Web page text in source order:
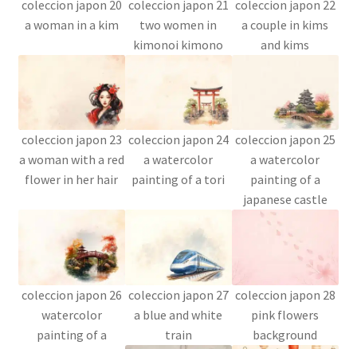
coleccion japon 20
a woman in a kim
coleccion japon 21
two women in
kimonoi kimono
coleccion japon 22
a couple in kims
and kims
coleccion japon 23
a woman with a red
flower in her hair
coleccion japon 24
a watercolor
painting of a tori
coleccion japon 25
a watercolor
painting of a
japanese castle
coleccion japon 26
watercolor
painting of a
coleccion japon 27
a blue and white
train
coleccion japon 28
pink flowers
background